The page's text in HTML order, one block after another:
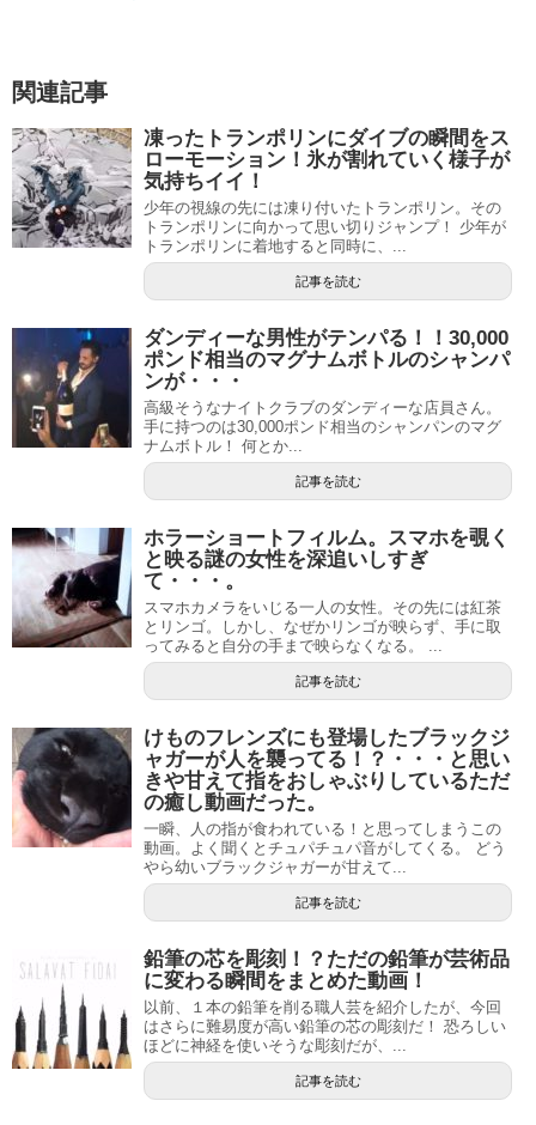
関連記事
凍ったトランポリンにダイブの瞬間をス
ローモーション！氷が割れていく様子が
気持ちイイ！
少年の視線の先には凍り付いたトランポリン。その
トランポリンに向かって思い切りジャンプ！ 少年が
トランポリンに着地すると同時に、...
記事を読む
ダンディーな男性がテンパる！！30,000
ポンド相当のマグナムボトルのシャンパ
ンが・・・
高級そうなナイトクラブのダンディーな店員さん。
手に持つのは30,000ポンド相当のシャンパンのマグ
ナムボトル！ 何とか...
記事を読む
ホラーショートフィルム。スマホを覗く
と映る謎の女性を深追いしすぎ
て・・・。
スマホカメラをいじる一人の女性。その先には紅茶
とリンゴ。しかし、なぜかリンゴが映らず、手に取
ってみると自分の手まで映らなくなる。 ...
記事を読む
けものフレンズにも登場したブラックジ
ャガーが人を襲ってる！？・・・と思い
きや甘えて指をおしゃぶりしているただ
の癒し動画だった。
一瞬、人の指が食われている！と思ってしまうこの
動画。よく聞くとチュパチュパ音がしてくる。 どう
やら幼いブラックジャガーが甘えて...
記事を読む
鉛筆の芯を彫刻！？ただの鉛筆が芸術品
に変わる瞬間をまとめた動画！
以前、１本の鉛筆を削る職人芸を紹介したが、今回
はさらに難易度が高い鉛筆の芯の彫刻だ！ 恐ろしい
ほどに神経を使いそうな彫刻だが、...
記事を読む